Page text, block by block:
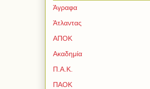
Άγραφα
Άτλαντας
ΑΠΟΚ
Ακαδημία
Π.Α.Κ.
ΠΑΟΚ